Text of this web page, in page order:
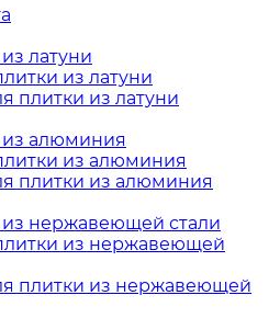
латуни
из латуни
плитки из латуни
из алюминия
из алюминия
плитки из алюминия
из нержавеющей стали
из нержавеющей
плитки из нержавеющей